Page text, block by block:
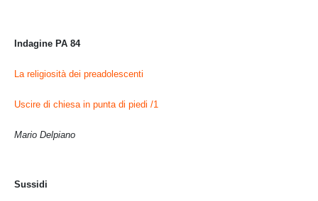
Indagine PA 84
La religiosità dei preadolescenti
Uscire di chiesa in punta di piedi /1
Mario Delpiano
Sussidi